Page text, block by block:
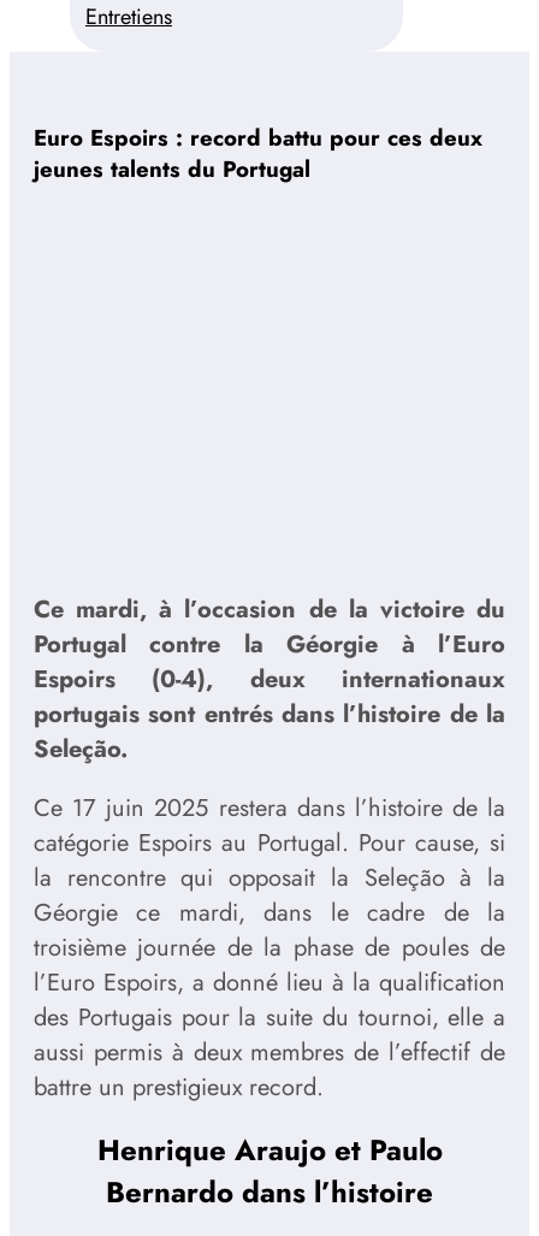
Entretiens
Euro Espoirs : record battu pour ces deux
jeunes talents du Portugal
Ce mardi, à l’occasion de la victoire du
Portugal contre la Géorgie à l’Euro
Espoirs (0-4), deux internationaux
portugais sont entrés dans l’histoire de la
Seleção.
Ce 17 juin 2025 restera dans l’histoire de la
catégorie Espoirs au Portugal. Pour cause, si
la rencontre qui opposait la Seleção à la
Géorgie ce mardi, dans le cadre de la
troisième journée de la phase de poules de
l’Euro Espoirs, a donné lieu à la qualification
des Portugais pour la suite du tournoi, elle a
aussi permis à deux membres de l’effectif de
battre un prestigieux record.
Henrique Araujo et Paulo
Bernardo dans l’histoire